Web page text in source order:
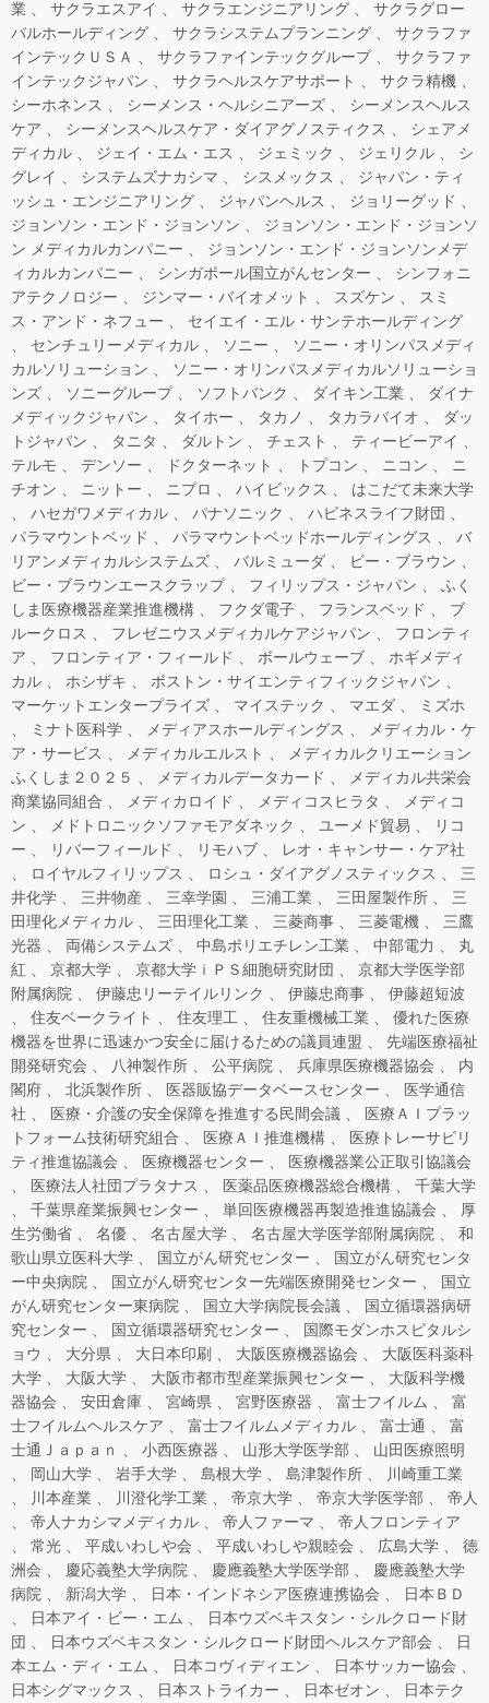
業 サクラエスアイ サクラエンジニアリング
サクラグロー
バルホールディング
サクラシステムプランニング
サクラファ
インテックＵＳＡ
サクラファインテックグループ
サクラファ
インテックジャパン
サクラヘルスケアサポート
サクラ精機
シーホネンス
シーメンス・ヘルシニアーズ
シーメンスヘルス
ケア
シーメンスヘルスケア・ダイアグノスティクス
シェアメ
ディカル
ジェイ・エム・エス ジェミック ジェリクル
シ
グレイ
システムズナカシマ シスメックス
ジャパン・ティ
ッシュ・エンジニアリング
ジャパンヘルス
ジョリーグッド
ジョンソン・エンド・ジョンソン
ジョンソン・エンド・ジョンソ
ン メディカルカンパニー
ジョンソン・エンド・ジョンソンメデ
ィカルカンパニー
シンガポール国立がんセンター
シンフォニ
アテクノロジー
ジンマー・バイオメット スズケン
スミ
ス・アンド・ネフュー
セイエイ・エル・サンテホールディング
センチュリーメディカル
ソニー
ソニー・オリンパスメディ
カルソリューション
ソニー・オリンパスメディカルソリューショ
ンズ
ソニーグループ ソフトバンク ダイキン工業
ダイナ
メディックジャパン
タイホー タカノ タカラバイオ
ダッ
トジャパン
タニタ ダルトン チェスト
ティービーアイ
テルモ
デンソー ドクターネット トプコン ニコン
ニ
チオン
ニットー ニプロ ハイビックス
はこだて未来大学
ハセガワメディカル
パナソニック
ハピネスライフ財団
パラマウントベッド
パラマウントベッドホールディングス
バ
リアンメディカルシステムズ
バルミューダ
ビー・ブラウン
ビー・ブラウンエースクラップ
フィリップス・ジャパン
ふく
しま医療機器産業推進機構
フクダ電子 フランスベッド
ブ
ルークロス
フレゼニウスメディカルケアジャパン
フロンティ
ア
フロンティア・フィールド ボールウェーブ
ホギメディ
カル
ホシザキ
ボストン・サイエンティフィックジャパン
マーケットエンタープライズ
マイステック マエダ
ミズホ
ミナト医科学
メディアスホールディングス
メディカル・ケ
ア・サービス
メディカルエルスト
メディカルクリエーション
ふくしま２０２５
メディカルデータカード
メディカル共栄会
商業協同組合
メディカロイド メディコスヒラタ
メディコ
ン
メドトロニックソファモアダネック ユーメド貿易
リコ
ー
リバーフィールド リモハブ
レオ・キャンサー・ケア社
ロイヤルフィリップス
ロシュ・ダイアグノスティックス
三
井化学
三井物産 三幸学園 三浦工業 三田屋製作所
三
田理化メディカル
三田理化工業 三菱商事 三菱電機
三鷹
光器
両備システムズ 中島ポリエチレン工業 中部電力
丸
紅
京都大学 京都大学ｉＰＳ細胞研究財団
京都大学医学部
附属病院
伊藤忠リーテイルリンク 伊藤忠商事
伊藤超短波
住友ベークライト
住友理工 住友重機械工業
優れた医療
機器を世界に迅速かつ安全に届けるための議員連盟
先端医療福祉
開発研究会
八神製作所 公平病院 兵庫県医療機器協会
内
閣府
北浜製作所 医器販協データベースセンター
医学通信
社
医療・介護の安全保障を推進する民間会議
医療ＡＩプラッ
トフォーム技術研究組合
医療ＡＩ推進機構
医療トレーサビリ
ティ推進協議会
医療機器センター
医療機器業公正取引協議会
医療法人社団プラタナス
医薬品医療機器総合機構
千葉大学
千葉県産業振興センター
単回医療機器再製造推進協議会
厚
生労働省
名優 名古屋大学 名古屋大学医学部附属病院
和
歌山県立医科大学
国立がん研究センター
国立がん研究センタ
ー中央病院
国立がん研究センター先端医療開発センター
国立
がん研究センター東病院
国立大学病院長会議
国立循環器病研
究センター
国立循環器研究センター
国際モダンホスピタルシ
ョウ
大分県 大日本印刷 大阪医療機器協会
大阪医科薬科
大学
大阪大学 大阪市都市型産業振興センター
大阪科学機
器協会
安田倉庫 宮崎県 宮野医療器 富士フイルム
富
士フイルムヘルスケア
富士フイルムメディカル 富士通
富
士通Ｊａｐａｎ
小西医療器 山形大学医学部
山田医療照明
岡山大学
岩手大学 島根大学 島津製作所
川崎重工業
川本産業
川澄化学工業 帝京大学 帝京大学医学部
帝人
帝人ナカシマメディカル
帝人ファーマ
帝人フロンティア
常光
平成いわしや会 平成いわしや親睦会 広島大学
徳
洲会
慶応義塾大学病院 慶應義塾大学医学部
慶應義塾大学
病院
新潟大学 日本・インドネシア医療連携協会
日本ＢＤ
日本アイ・ビー・エム
日本ウズベキスタン・シルクロード財
団
日本ウズベキスタン・シルクロード財団ヘルスケア部会
日
本エム・ディ・エム
日本コヴィディエン
日本サッカー協会
日本シグマックス
日本ストライカー 日本ゼオン
日本テク